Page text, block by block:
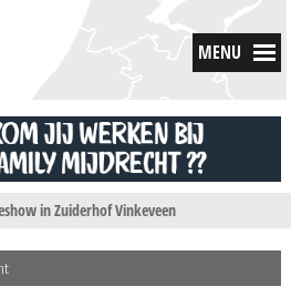
MENU
in Zuiderhof Vinkeveen